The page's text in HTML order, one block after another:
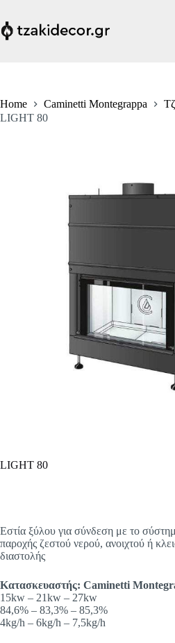
content
Home Caminetti Montegrappa
LIGHT 80
LIGHT 80
Εστία ξύλου για σύνδεση με το
παροχής ζεστού νερού, ανοιχτού ή
διαστολής
Κατασκευαστής: Caminetti
15kw – 21kw – 27kw
84,6% – 83,3% – 85,3%
4kg/h – 6kg/h – 7,5kg/h